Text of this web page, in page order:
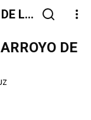
LA
DE